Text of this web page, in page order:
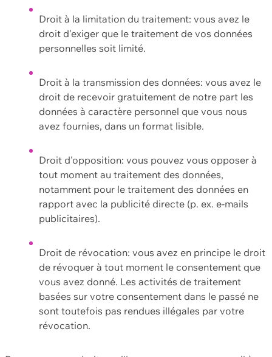
Droit à la limitation du traitement: vous avez le
droit d'exiger que le traitement de vos données
personnelles soit limité.
Droit à la transmission des données: vous avez le
droit de recevoir gratuitement de notre part les
données à caractère personnel que vous nous
avez fournies, dans un format lisible.
Droit d'opposition: vous pouvez vous opposer à
tout moment au traitement des données,
notamment pour le traitement des données en
rapport avec la publicité directe (p. ex. e-mails
publicitaires).
Droit de révocation: vous avez en principe le droit
de révoquer à tout moment le consentement que
vous avez donné. Les activités de traitement
basées sur votre consentement dans le passé ne
sont toutefois pas rendues illégales par votre
révocation.